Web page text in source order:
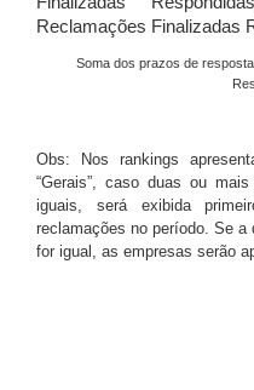
Reclamações Finalizadas
Soma dos prazos de
Obs: Nos rankings
“Gerais”, caso duas ou
iguais, será exibida
reclamações no período. Se a
for igual, as empresas serão